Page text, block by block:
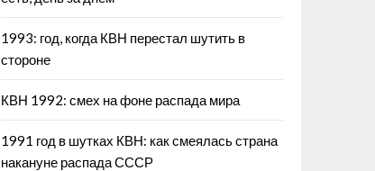
1993: год, когда КВН перестал шутить в
стороне
КВН 1992: смех на фоне распада мира
1991 год в шутках КВН: как смеялась страна
накануне распада СССР